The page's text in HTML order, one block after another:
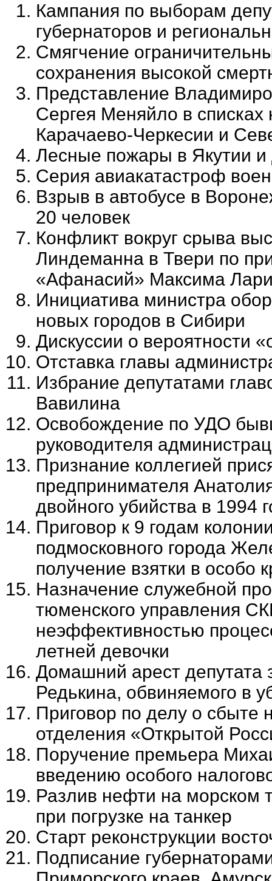
Кампания по выборам
губернаторов и
Смягчение
сохранения высокой
Представление
Сергея Меняйло в списках
Карачаево-Черкесии и
Лесные пожары в Якутии и
Серия авиакатастроф
Взрыв в автобусе в
20 человек
Конфликт вокруг срыва
Линдеманна в Твери по
«Афанасий» Максима
Инициатива министра
новых городов в Сибири
Дискуссии о вероятности
Отставка главы
Избрание депутатами
Вавилина
Освобождение по УДО
руководителя
Признание коллегией
предпринимателя
двойного убийства в 1994
Приговор к 9 годам
подмосковного города
получение взятки в особо
Назначение служебной
тюменского управления
неэффективностью
летней девочки
Домашний арест депутата
Редькина, обвиняемого в
Приговор по делу о сбыте
отделения «Открытой
Поручение премьера
введению особого
Разлив нефти на морском
при погрузке на танкер
Старт реконструкции
Подписание